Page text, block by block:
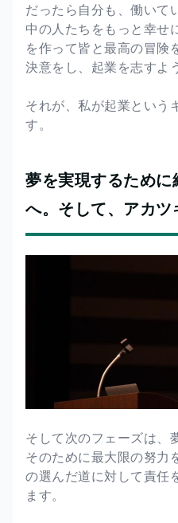
だったら自分も、働いて
中の人たちをもっと幸せ
を作って皆と最高の冒険
決意をし、起業を志すよ
それが、私が起業という
す。
夢を実現するため
へ。そして、アカツ
そして次のフェーズは、
そのために最大限の努力
の選んだ道に対して責任
ます。